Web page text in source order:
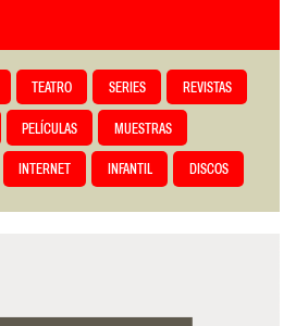
TEATRO SERIES REVISTAS
PELÍCULAS MUESTRAS
INTERNET INFANTIL DISCOS